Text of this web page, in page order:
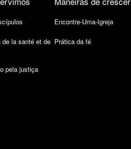
de la santé et de
pela justiça
Encontre-Uma-Igreja
Prática da fé